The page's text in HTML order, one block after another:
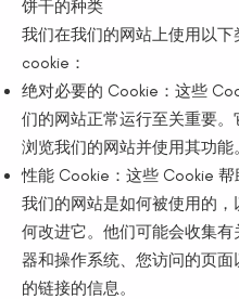
饼干的种类
我们在我们的网站上使用以下
cookie：
绝对必要的 Cookie：这些
们的网站正常运行至关重要。
浏览我们的网站并使用其功能。
性能 Cookie：这些 Cookie
我们的网站是如何被使用的，
何改进它。他们可能会收集有
器和操作系统、您访问的页面
的链接的信息。